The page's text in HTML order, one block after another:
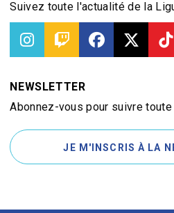
Suivez toute l'actualité de la
NEWSLETTER
Abonnez-vous pour suivre toute
JE M'INSCRIS À LA